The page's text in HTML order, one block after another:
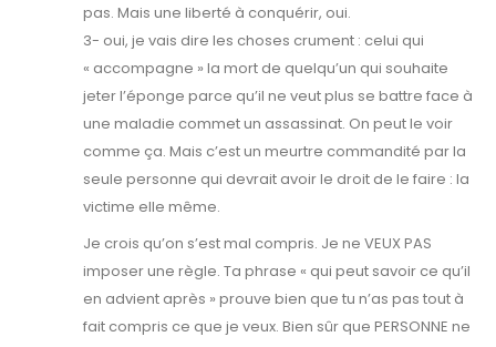
pas. Mais une liberté à conquérir, oui.
3- oui, je vais dire les choses crument : celui qui
« accompagne » la mort de quelqu’un qui souhaite
jeter l’éponge parce qu’il ne veut plus se battre face à
une maladie commet un assassinat. On peut le voir
comme ça. Mais c’est un meurtre commandité par la
seule personne qui devrait avoir le droit de le faire : la
victime elle même.
Je crois qu’on s’est mal compris. Je ne VEUX PAS
imposer une règle. Ta phrase « qui peut savoir ce qu’il
en advient après » prouve bien que tu n’as pas tout à
fait compris ce que je veux. Bien sûr que PERSONNE ne